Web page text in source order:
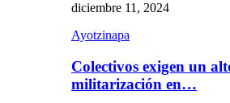
diciembre 11, 2024
Ayotzinapa
Colectivos exigen un
militarización en…